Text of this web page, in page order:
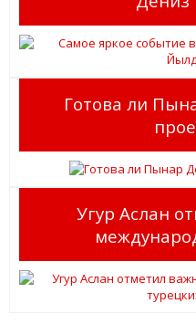
Готова ли
Угур Аслан